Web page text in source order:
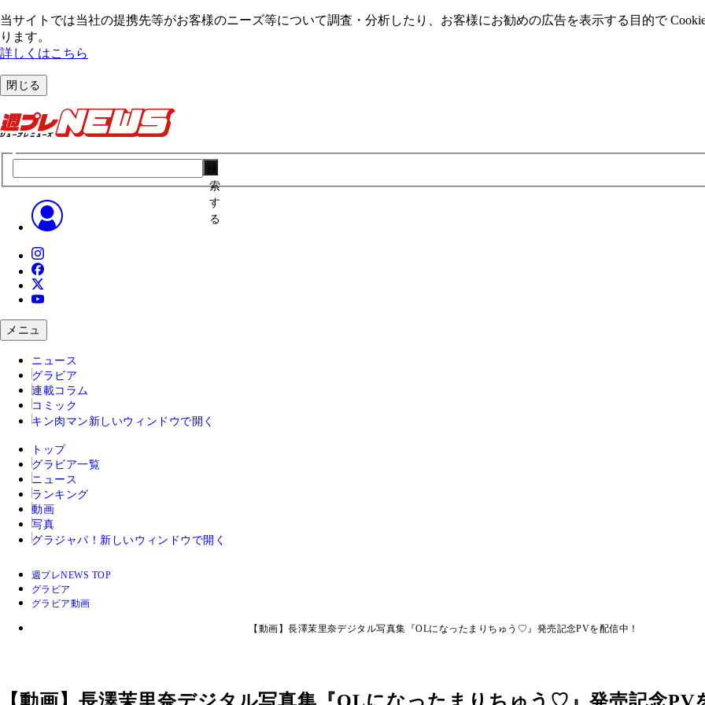
当サイトでは当社の提携先等がお客様のニーズ等について調査・分析したり、お客様にお勧めの広告を表⽰する⽬的で
ります。
詳しくはこちら
閉じる
索
す
る
メニュ
ニュース
グラビア
連載コラム
コミック
キン肉マン 新しいウィンドウで開く
トップ
グラビア一覧
ニュース
ランキング
動画
写真
グラジャパ！ 新しいウィンドウで開く
週プレNEWS TOP
グラビア
グラビア動画
【動画】長澤茉里奈デジタル写真集『OLになったまりちゅう♡』発売記念PVを配信中！
【動画】長澤茉里奈デジタル写真集『OLになったまりちゅう♡』発売記念PV